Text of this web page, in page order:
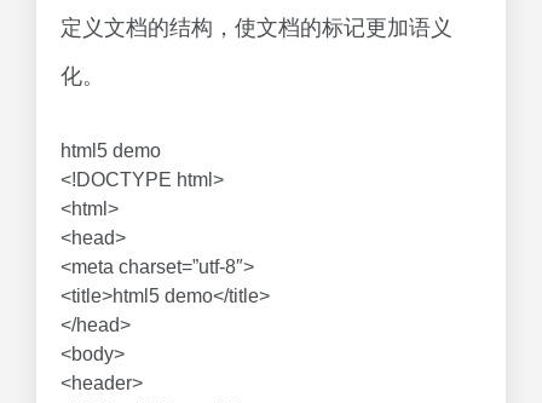
定义文档的结构，使文档的标记更加语义
化。
html5 demo
<!DOCTYPE html>
<html>
<head>
<meta charset=”utf-8″>
<title>html5 demo</title>
</head>
<body>
<header>